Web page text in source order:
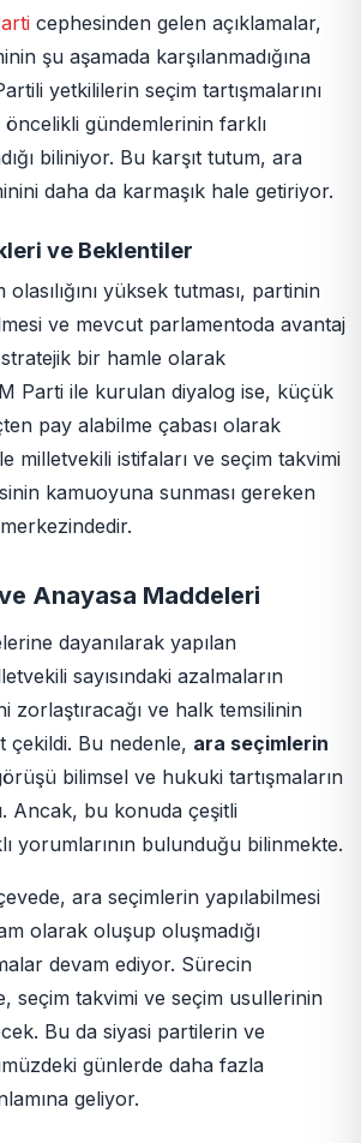
cephesinden gelen açıklamalar,
şu aşamada karşılanmadığına
yetkililerin seçim tartışmalarını
gündemlerinin farklı
biliniyor. Bu karşıt tutum, ara
daha da karmaşık hale getiriyor.
ve Beklentiler
yüksek tutması, partinin
ve mevcut parlamentoda avantaj
stratejik bir hamle olarak
Parti ile kurulan diyalog ise, küçük
pay alabilme çabası olarak
milletvekili istifaları ve seçim takvimi
kamuoyuna sunması gereken
Anayasa Maddeleri
dayanılarak yapılan
sayısındaki azalmaların
zorlaştıracağı ve halk temsilinin
çekildi. Bu nedenle, ara seçimlerin
bilimsel ve hukuki tartışmaların
Ancak, bu konuda çeşitli
yorumlarının bulunduğu bilinmekte.
ara seçimlerin yapılabilmesi
olarak oluşup oluşmadığı
devam ediyor. Sürecin
seçim takvimi ve seçim usullerinin
Bu da siyasi partilerin ve
günlerde daha fazla
geliyor.